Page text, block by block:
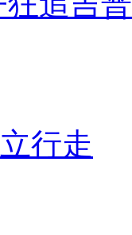
行走